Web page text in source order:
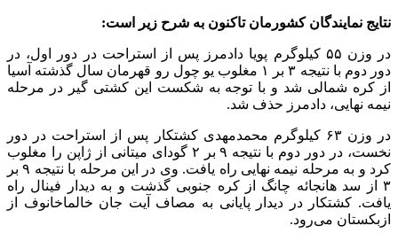
نتایج نمایندگان کشورمان تاکنون به شرح زیر است:
در وزن ۵۵ کیلوگرم پویا دادمرز پس از استراحت در دور اول، در
دور دوم با نتیجه ۳ بر ۱ مغلوب یو چول رو قهرمان سال گذشته آسیا
از کره شمالی شد و با توجه به شکست این کشتی گیر در مرحله
نیمه نهایی، دادمرز حذف شد.
در وزن ۶۳ کیلوگرم محمدمهدی کشتکار پس از استراحت در دور
نخست، در دور دوم با نتیجه ۹ بر ۲ گودای میتانی از ژاپن را مغلوب
کرد و به مرحله نیمه نهایی راه یافت. وی در این مرحله با نتیجه ۹ بر
۳ از سد هانجائه چانگ از کره جنوبی گذشت و به دیدار فینال راه
یافت. کشتکار در دیدار پایانی به مصاف آیت جان خالماخانوف از
ازبکستان می‌رود.